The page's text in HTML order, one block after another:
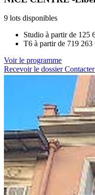
9 lots disponibles
Studio à partir de 125
T6 à partir de 719 263
Voir le programme
Recevoir le dossier